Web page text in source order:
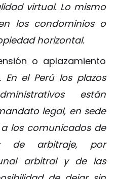
virtual. Lo mismo
los condominios o
horizontal.
o aplazamiento
En el Perú los plazos
están
legal, en sede
los comunicados de
de arbitraje, por
arbitral y de las